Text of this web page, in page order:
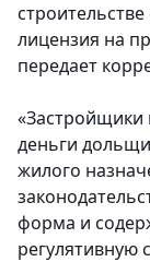
лицензия на
передает
«Застройщики
деньги
жилого
форма и
регулятивную